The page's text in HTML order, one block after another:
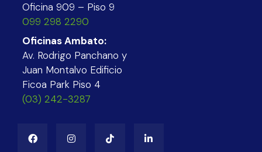
Oficina 909 – Piso 9
099 298 2290
Oficinas Ambato:
Av. Rodrigo Panchano y
Juan Montalvo Edificio
Ficoa Park Piso 4
(03) 242-3287